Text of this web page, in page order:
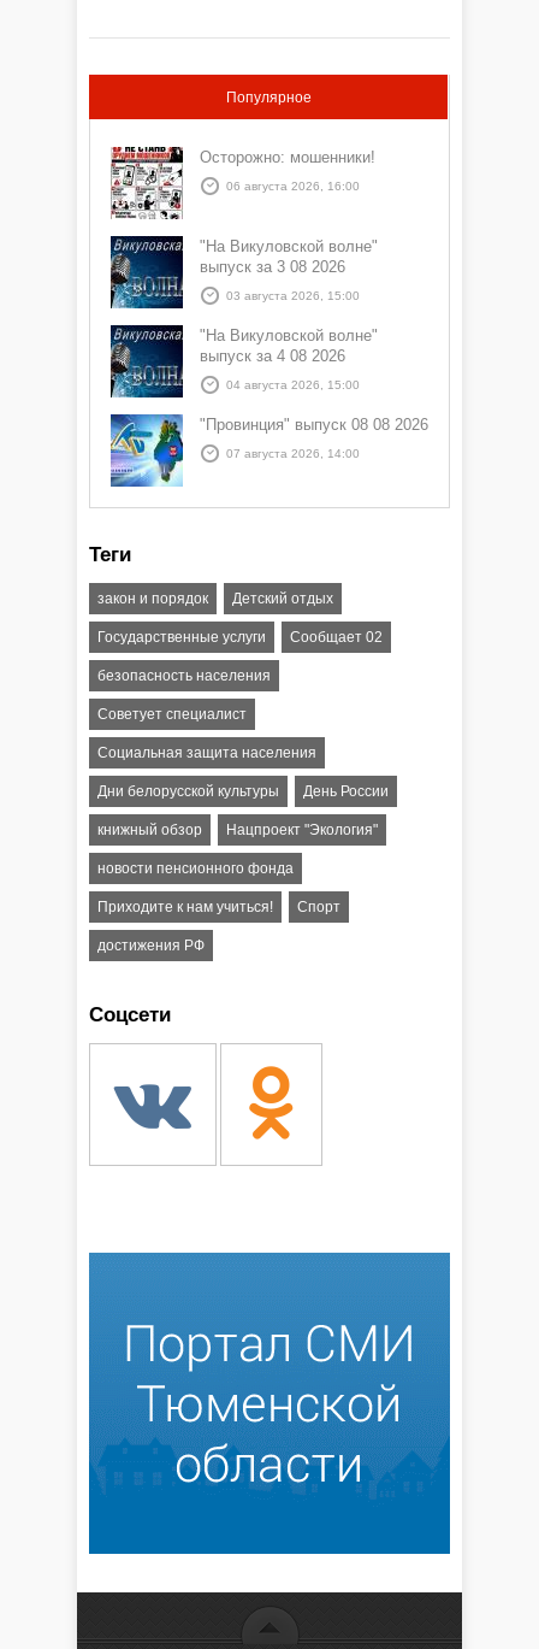
Популярное
Осторожно: мошенники!
06 августа 2026, 16:00
"На Викуловской волне"
выпуск за 3 08 2026
03 августа 2026, 15:00
"На Викуловской волне"
выпуск за 4 08 2026
04 августа 2026, 15:00
"Провинция" выпуск 08 08 2026
07 августа 2026, 14:00
Теги
закон и порядок Детский отдых
Государственные услуги Сообщает 02
безопасность населения
Советует специалист
Социальная защита населения
Дни белорусской культуры День России
книжный обзор Нацпроект "Экология"
новости пенсионного фонда
Приходите к нам учиться! Спорт
достижения РФ
Соцсети